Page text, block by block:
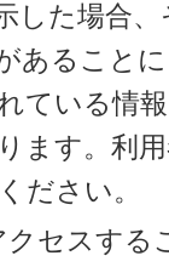
した場合
あること
ている情
ます。利
ださい。
セスする